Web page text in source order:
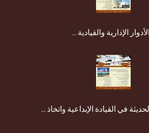
الأدوار الإدارية والقيادية ...
في القيادة الإبداعية واتخاذ ...